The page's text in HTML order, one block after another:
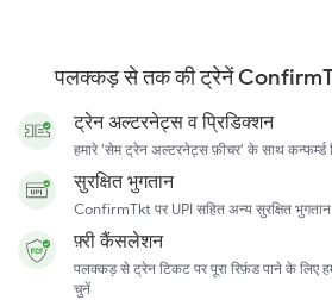
पलक्कड़ से तक की ट्रेनें
ट्रेन अल्टरनेट्स व प्रिडिक्शन
हमारे 'सेम ट्रेन अल्टरनेट्स फ़ीचर' के साथ कन्फर्म्ड
सुरक्षित भुगतान
ConfirmTkt पर UPI सहित अन्य सुरक्षित भुगतान
फ़्री कैंसलेशन
पलक्कड़ से ट्रेन टिकट पर पूरा रिफ़ंड पाने के लिए
चुनें